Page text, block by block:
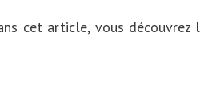
cet article, vous